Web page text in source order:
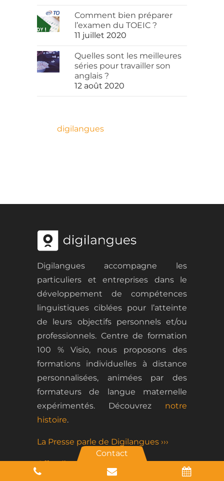
Comment bien préparer
l’examen du TOEIC ?
11 juillet 2020
Quelles sont les meilleures
séries pour travailler son
anglais ?
12 août 2020
digilangues
Digilangues accompagne les
particuliers et entreprises dans le
développement de
compétences
linguistiques ciblées pour l ’atteinte
de leurs objectifs personnels et/ou
professionnels. Centre de formation
100 % Visio, nous proposons des
formations individuelles à distance
personnalisées, animées par des
formateurs de langue maternelle
expérimentés. Découvrez notre
histoire.
La Presse parle de Digilangues ›››
Offre d’emploi ›››
Contact